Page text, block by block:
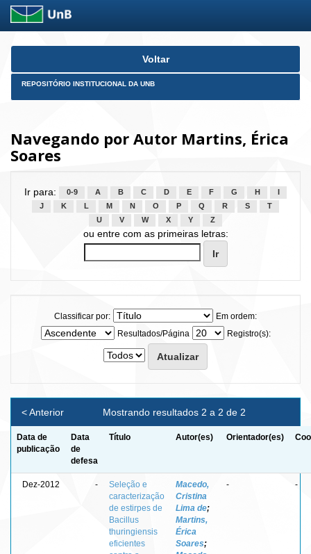
Skip
Voltar
REPOSITÓRIO INSTITUCIONAL DA UNB
Navegando por Autor Martins, Érica
Soares
Ir para: 0-9 A B C D E F G H
J
K L M N O P Q R S
T
U
V W X Y Z
ou entre com as primeiras letras:
Classificar por:
Em ordem:
Resultados/Página
Registro(s):
Mostrando resultados 2 a 2 de 2
< Anterior
Data de
publicação
Data
de
defesa
Título Autor(es) Orientador(es)
Dez-2012 -
Seleção e
caracterização
de estirpes de
Bacillus
thuringiensis
eficientes
Macedo,
Cristina
Lima de;
Martins,
Érica
Soares;
- -